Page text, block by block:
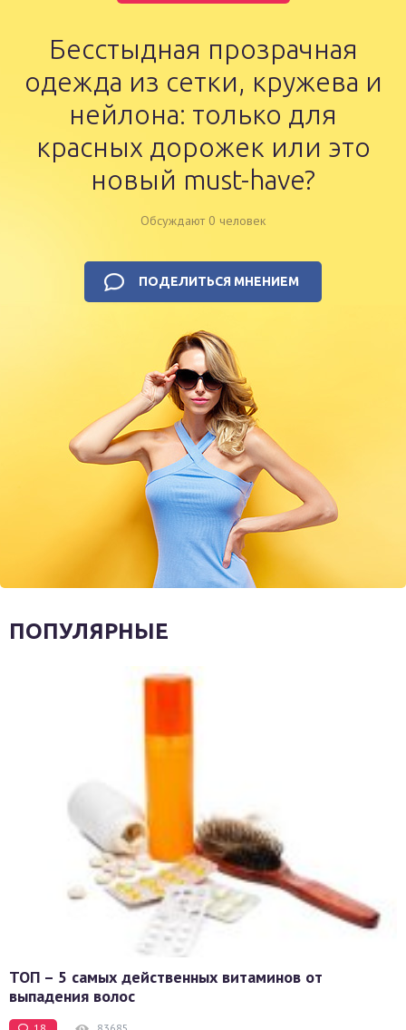
Бесстыдная прозрачная
одежда из сетки, кружева и
нейлона: только для
красных дорожек или это
новый must-have?
Обсуждают 0 человек
ПОДЕЛИТЬСЯ МНЕНИЕМ
ПОПУЛЯРНЫЕ
ТОП – 5 самых действенных витаминов от
выпадения волос